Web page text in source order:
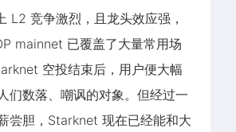
L2 竞争激烈，且龙头效应强，
mainnet 已覆盖了大量常用场
空投结束后，用户便大幅
们数落、嘲讽的对象。但经过一
尝胆，Starknet 现在已经能和大